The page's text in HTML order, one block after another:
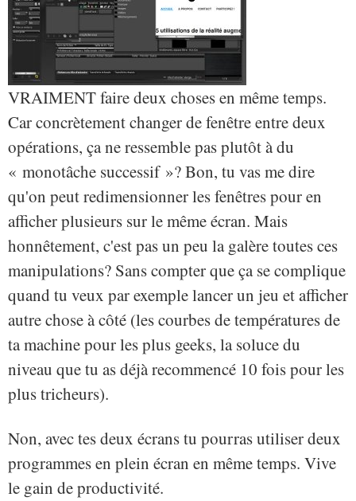
VRAIMENT faire deux choses en même temps.
Car concrètement changer de fenêtre entre deux
opérations, ça ne ressemble pas plutôt à du
« monotâche successif »? Bon, tu vas me dire
qu'on peut redimensionner les fenêtres pour en
afficher plusieurs sur le même écran. Mais
honnêtement, c'est pas un peu la galère toutes ces
manipulations? Sans compter que ça se complique
quand tu veux par exemple lancer un jeu et afficher
autre chose à côté (les courbes de températures de
ta machine pour les plus geeks, la soluce du
niveau que tu as déjà recommencé 10 fois pour les
plus tricheurs).
Non, avec tes deux écrans tu pourras utiliser deux
programmes en plein écran en même temps. Vive
le gain de productivité.